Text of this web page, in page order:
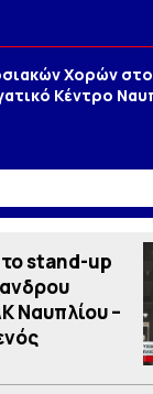
Χορών στο
Κέντρο
το stand-up
Ναυπλίου –